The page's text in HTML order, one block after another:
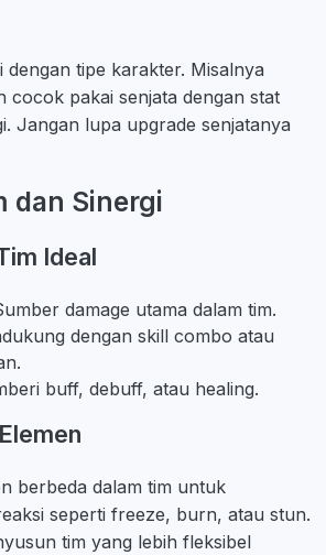
dengan tipe karakter. Misalnya
cocok pakai senjata dengan stat
Jangan lupa upgrade senjatanya
dan Sinergi
Ideal
damage utama dalam tim.
dengan skill combo atau
buff, debuff, atau healing.
berbeda dalam tim untuk
seperti freeze, burn, atau stun.
tim yang lebih fleksibel